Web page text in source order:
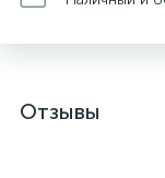
Отзывы